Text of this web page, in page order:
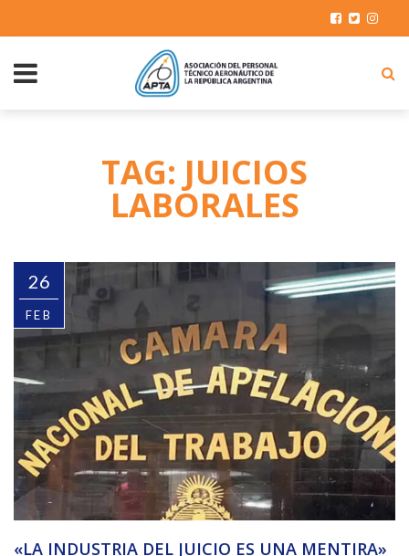
TAG: JUICIOS
LABORALES
26
FEB
«LA INDUSTRIA DEL JUICIO ES UNA MENTIRA»